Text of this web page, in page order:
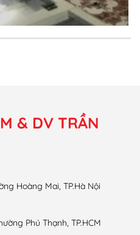
& DV TRẦN
Hoàng Mai, TP.Hà Nội
Phú Thạnh, TP.HCM